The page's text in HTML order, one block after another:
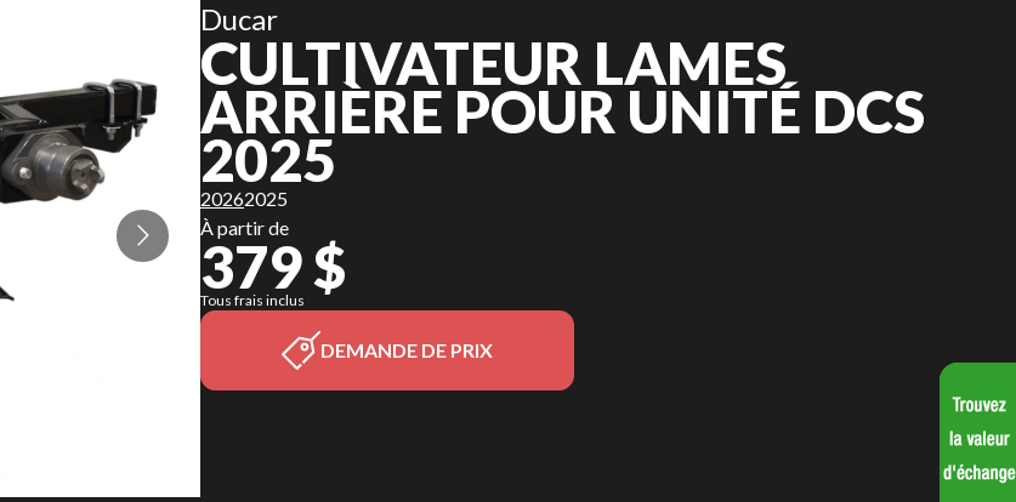
Ducar
CULTIVATEUR LAMES
ARRIÈRE POUR UNITÉ DCS
2025
20262025
À partir de
379 $
Tous frais inclus
DEMANDE DE PRIX